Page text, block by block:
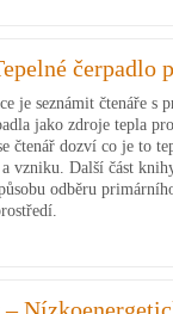
čerpadlo
je seznámit čtenáře s
jako zdroje tepla
čtenář dozví co je to
vzniku. Další část
odběru